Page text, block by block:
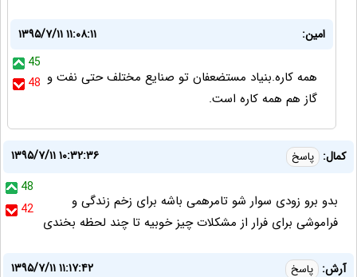
امین:
۱۳۹۵/۷/۱۱ ۱۱:۰۸:۱۱
45
48 همه کاره.بنیاد مستضعفان تو صنایع مختلف حتی نفت و
گاز هم همه کاره است.
کمال: پاسخ
۱۳۹۵/۷/۱۱ ۱۰:۳۲:۳۶
48
42
بدو برو زودی سوار شو تامرهمی باشه برای زخم زندگی و
فراموشی برای فرار از مشکلات چیز خوبیه تا چند لحظه بخندی
آرش: پاسخ
۱۳۹۵/۷/۱۱ ۱۱:۱۷:۴۲